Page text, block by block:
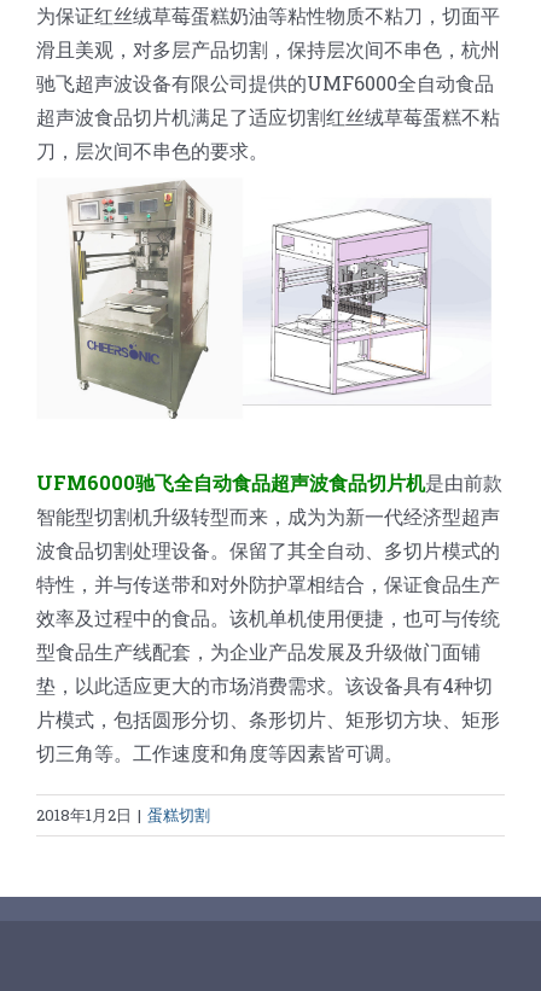
为保证红丝绒草莓蛋糕奶油等粘性物质不粘刀，切面平
滑且美观，对多层产品切割，保持层次间不串色，杭州
驰飞超声波设备有限公司提供的UMF6000全自动食品
超声波食品切片机满足了适应切割红丝绒草莓蛋糕不粘
刀，层次间不串色的要求。
UFM6000驰飞全自动食品超声波食品切片机是由前款
智能型切割机升级转型而来，成为为新一代经济型超声
波食品切割处理设备。保留了其全自动、多切片模式的
特性，并与传送带和对外防护罩相结合，保证食品生产
效率及过程中的食品。该机单机使用便捷，也可与传统
型食品生产线配套，为企业产品发展及升级做门面铺
垫，以此适应更大的市场消费需求。该设备具有4种切
片模式，包括圆形分切、条形切片、矩形切方块、矩形
切三角等。工作速度和角度等因素皆可调。
2018年1月2日 | 蛋糕切割